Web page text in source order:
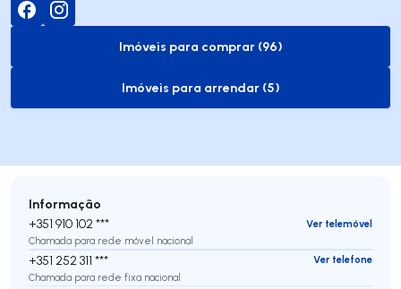
to-buy-listing
Imóveis para comprar (96)
to-rent-listing
Imóveis para arrendar (5)
Informação
+351 910 102 ***
Ver telemóvel
Chamada para rede móvel nacional
+351 252 311 ***
Ver telefone
Chamada para rede fixa nacional